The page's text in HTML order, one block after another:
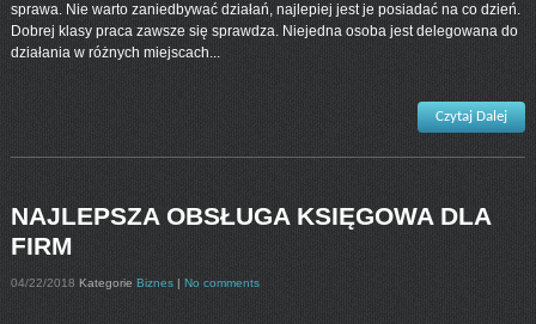
sprawa. Nie warto zaniedbywać działań, najlepiej jest je posiadać na co dzień.
Dobrej klasy praca zawsze się sprawdza. Niejedna osoba jest delegowana do
działania w różnych miejscach...
Czytaj Dalej
NAJLEPSZA OBSŁUGA KSIĘGOWA DLA
FIRM
04/22/2018 Kategorie Biznes| No comments